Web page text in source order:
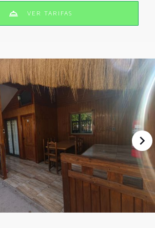
VER TARIFAS